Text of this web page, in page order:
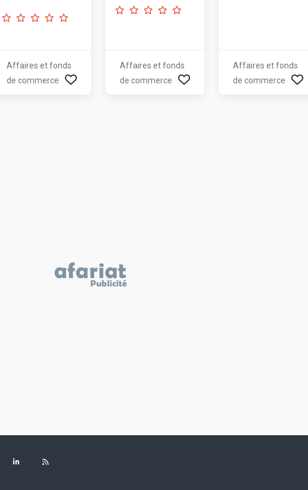
Affaires et fonds
de commerce
Affaires et fonds
de commerce
Affaires et fonds
de commerce